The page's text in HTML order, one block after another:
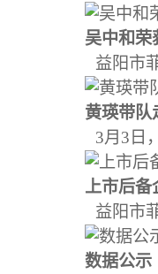
吴中和荣
益阳市
黄瑛带队
3月3日
上市后备
益阳市
数据公示